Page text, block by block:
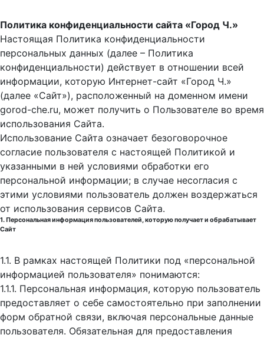
Политика конфиденциальности сайта «Город Ч.»
Настоящая Политика конфиденциальности
персональных данных (далее – Политика
конфиденциальности) действует в отношении всей
информации, которую Интернет-сайт «Город Ч.»
(далее «Сайт»), расположенный на доменном имени
gorod-che.ru, может получить о Пользователе во время
использования Cайта.
Использование Сайта означает безоговорочное
согласие пользователя с настоящей Политикой и
указанными в ней условиями обработки его
персональной информации; в случае несогласия с
этими условиями пользователь должен воздержаться
от использования сервисов Сайта.
1. Персональная информация пользователей, которую получает и обрабатывает
Сайт
1.1. В рамках настоящей Политики под «персональной
информацией пользователя» понимаются:
1.1.1. Персональная информация, которую пользователь
предоставляет о себе самостоятельно при заполнении
форм обратной связи, включая персональные данные
пользователя. Обязательная для предоставления